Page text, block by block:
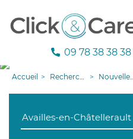
09 78 38 38 38
Accueil Recherche aide à domicile Nouvelle-Aquitaine